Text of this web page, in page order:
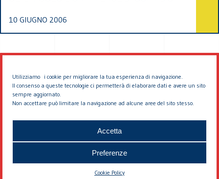
Utilizziamo i cookie per migliorare la tua esperienza di navigazione.
Il consenso a queste tecnologie ci permetterà di elaborare dati e avere un sito
sempre aggiornato.
Non accettare può limitare la navigazione ad alcune aree del sito stesso.
Accetta
Preferenze
Cookie Policy
10 GIUGNO 2006
© 2026 EDDYBURG